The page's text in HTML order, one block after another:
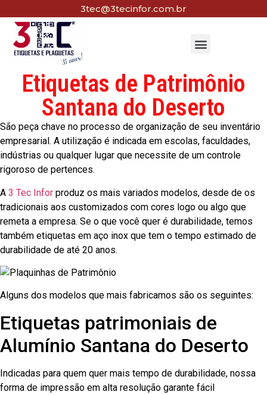
3tec@3tecinfor.com.br
Etiquetas de Patrimônio
Santana do Deserto
São peça chave no processo de organização de seu inventário
empresarial. A utilização é indicada em escolas, faculdades,
indústrias ou qualquer lugar que necessite de um controle
rigoroso de pertences.
A 3 Tec Infor produz os mais variados modelos, desde de os
tradicionais aos customizados com cores logo ou algo que
remeta a empresa. Se o que você quer é durabilidade, temos
também etiquetas em aço inox que tem o tempo estimado de
durabilidade de até 20 anos.
Alguns dos modelos que mais fabricamos são os seguintes:
Etiquetas patrimoniais de
Alumínio Santana do Deserto
Indicadas para quem quer mais tempo de durabilidade, nossa
forma de impressão em alta resolução garante fácil